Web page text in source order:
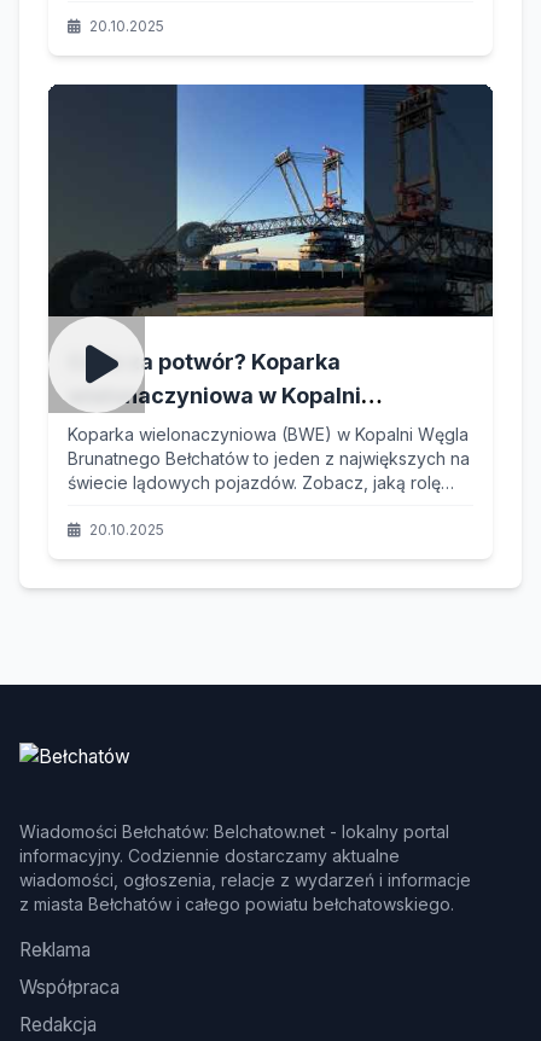
jej historię – od geologicznych początków, przez
wyzwania inżynieryjne, aż po rozwój spółek
20.10.2025
Co to za potwór? Koparka
wielonaczyniowa w Kopalni
Bełchatów – Gigant, który Kształtuje
Krajobraz
Koparka wielonaczyniowa (BWE) w Kopalni Węgla
Brunatnego Bełchatów to jeden z największych na
świecie lądowych pojazdów. Zobacz, jaką rolę
ikoną regionalnego przemysłu.
20.10.2025
Wiadomości Bełchatów: Belchatow.net - lokalny portal
informacyjny. Codziennie dostarczamy aktualne
wiadomości, ogłoszenia, relacje z wydarzeń i informacje
z miasta Bełchatów i całego powiatu bełchatowskiego.
Reklama
Współpraca
Redakcja